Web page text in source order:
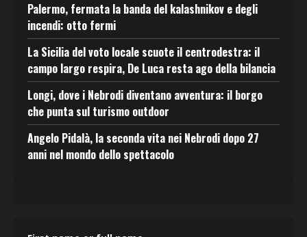
Palermo, fermata la banda del kalashnikov e degli
incendi: otto fermi
La Sicilia del voto locale scuote il centrodestra: il
campo largo respira, De Luca resta ago della bilancia
Longi, dove i Nebrodi diventano avventura: il borgo
che punta sul turismo outdoor
Angelo Pidalà, la seconda vita nei Nebrodi dopo 27
anni nel mondo dello spettacolo